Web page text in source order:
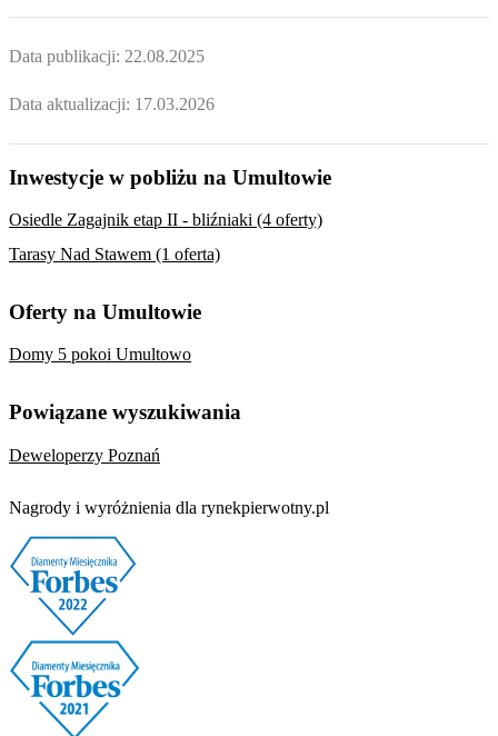
Data publikacji: 22.08.2025
Data aktualizacji: 17.03.2026
Inwestycje w pobliżu na Umultowie
Osiedle Zagajnik etap II - bliźniaki (4 oferty)
Tarasy Nad Stawem (1 oferta)
Oferty na Umultowie
Domy 5 pokoi Umultowo
Powiązane wyszukiwania
Deweloperzy Poznań
Nagrody i wyróżnienia dla rynekpierwotny.pl